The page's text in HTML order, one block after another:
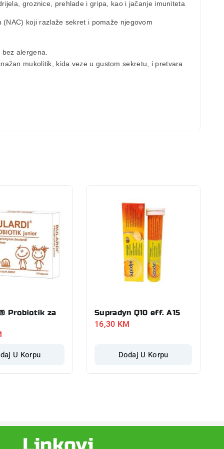
groznice, prehlade i gripa, kao i jačanje imuniteta
(NAC) koji razlaže sekret i pomaže njegovom
alergena.
mukolitik, kida veze u gustom sekretu, i pretvara
Probiotik za
U Korpu
Supradyn Q10 eff. A15
16,30 KM
Dodaj U Korpu